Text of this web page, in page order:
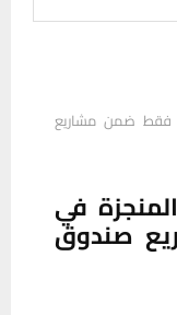
فقط ضمن مشاريع
في
صندوق